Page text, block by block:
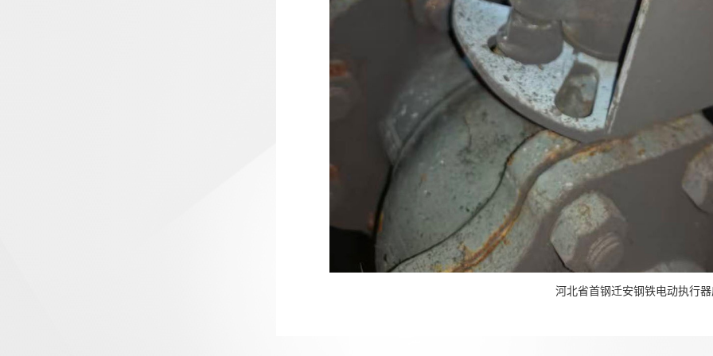
河北省首钢迁安钢铁电动执行